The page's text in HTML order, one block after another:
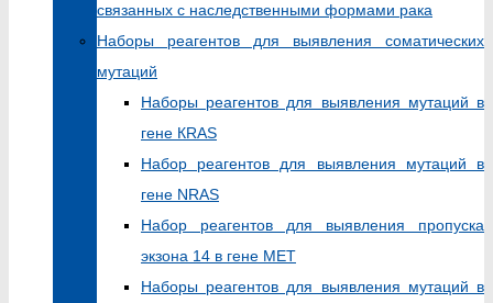
связанных с наследственными формами рака
Наборы реагентов для выявления соматических
мутаций
Наборы реагентов для выявления мутаций в
гене КRAS
Набор реагентов для выявления мутаций в
гене NRAS
Набор реагентов для выявления пропуска
экзона 14 в гене MET
Наборы реагентов для выявления мутаций в